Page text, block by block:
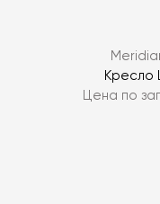
Кресло
Цена по